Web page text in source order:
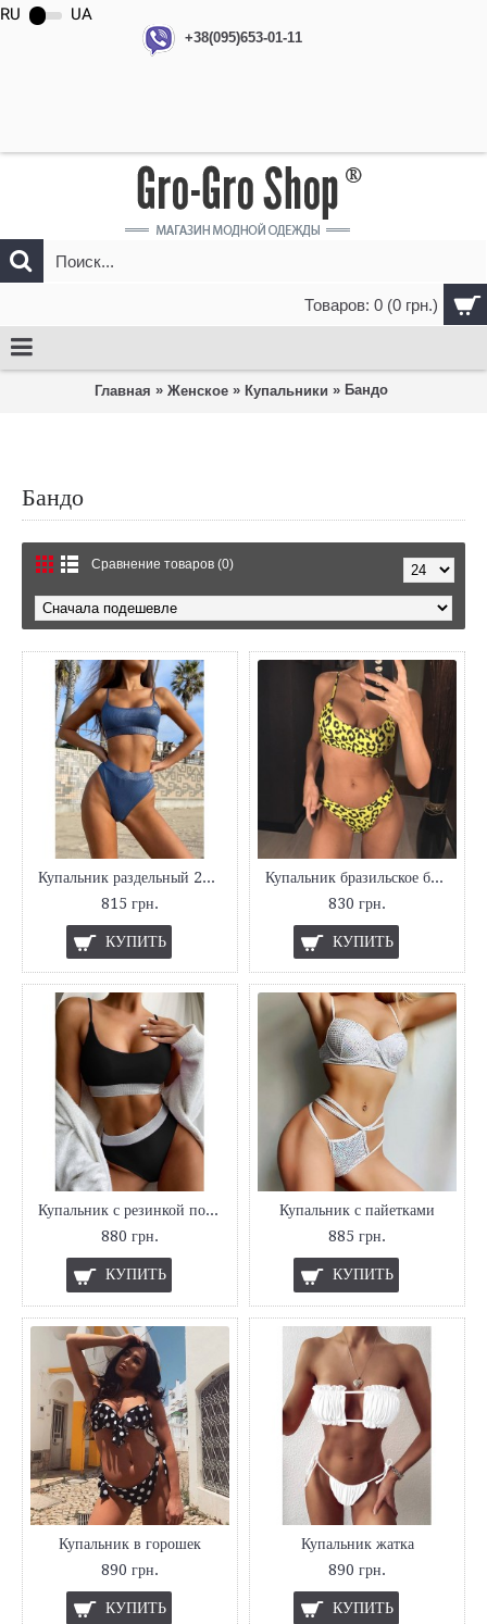
+38(095)653-01-11
RU UA
Товаров: 0 (0 грн.)
Главная » Женское » Купальники » Бандо
Бандо
Сравнение товаров (0)
Купальник раздельный 2021
815 грн.
КУПИТЬ
Купальник бразильское бикини леопардовый
830 грн.
КУПИТЬ
Купальник с резинкой под грудью
880 грн.
КУПИТЬ
Купальник с пайетками
885 грн.
КУПИТЬ
Купальник в горошек
890 грн.
КУПИТЬ
Купальник жатка
890 грн.
КУПИТЬ